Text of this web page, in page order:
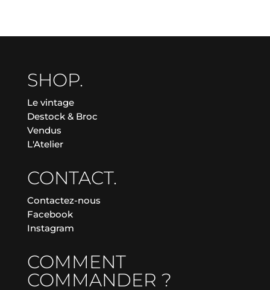
SHOP.
Le vintage
Destock & Broc
Vendus
L'Atelier
CONTACT.
Contactez-nous
Facebook
Instagram
COMMENT
COMMANDER ?